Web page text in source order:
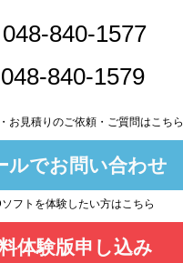
048-840-1577
048-840-1579
お見積りのご依頼・ご質問はこちら
ルでお問い合わせ
フトを体験したい方はこちら
体験版申し込み